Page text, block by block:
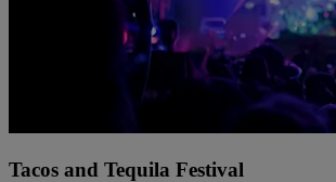
Tacos and Tequila Festival